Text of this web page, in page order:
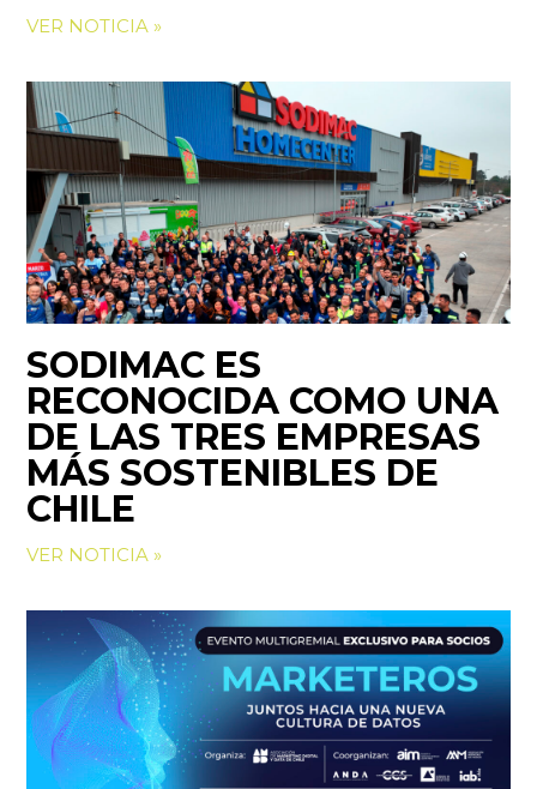
VER NOTICIA »
SODIMAC ES
RECONOCIDA COMO UNA
DE LAS TRES EMPRESAS
MÁS SOSTENIBLES DE
CHILE
VER NOTICIA »